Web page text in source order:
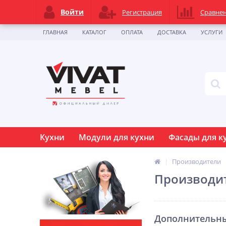
ГЛАВНАЯ КАТАЛОГ ОПЛАТА ДОСТАВКА УСЛУГИ
Кухни Модули для кухни Фасады для
Производители
Войти Регистрация